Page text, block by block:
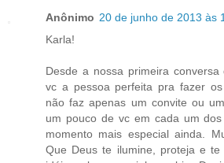
Anônimo 20 de junho de 2013 às
Karla!
Desde a nossa primeira
vc a pessoa perfeita pra fazer os
não faz apenas um convite ou
um pouco de vc em cada um
momento mais especial ainda.
Que Deus te ilumine, proteja e